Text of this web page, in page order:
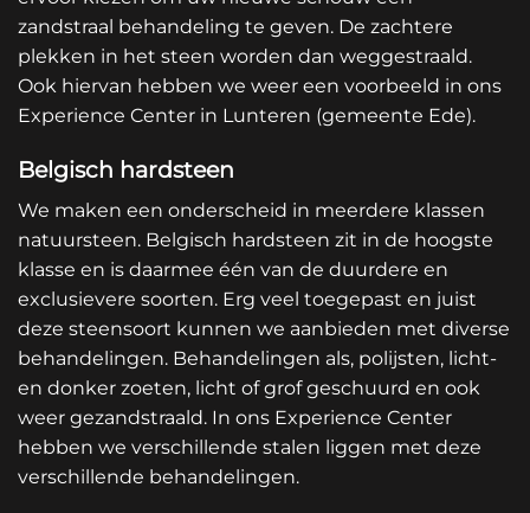
zandstraal behandeling te geven. De zachtere
plekken in het steen worden dan weggestraald.
Ook hiervan hebben we weer een voorbeeld in ons
Experience Center in Lunteren (gemeente Ede).
Belgisch hardsteen
We maken een onderscheid in meerdere klassen
natuursteen. Belgisch hardsteen zit in de hoogste
klasse en is daarmee één van de duurdere en
exclusievere soorten. Erg veel toegepast en juist
deze steensoort kunnen we aanbieden met diverse
behandelingen. Behandelingen als, polijsten, licht-
en donker zoeten, licht of grof geschuurd en ook
weer gezandstraald. In ons Experience Center
hebben we verschillende stalen liggen met deze
verschillende behandelingen.